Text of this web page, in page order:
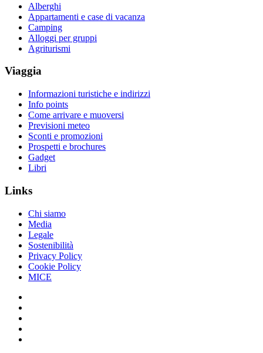
Alberghi
Appartamenti e case di vacanza
Camping
Alloggi per gruppi
Agriturismi
Viaggia
Informazioni turistiche e indirizzi
Info points
Come arrivare e muoversi
Previsioni meteo
Sconti e promozioni
Prospetti e brochures
Gadget
Libri
Links
Chi siamo
Media
Legale
Sostenibilità
Privacy Policy
Cookie Policy
MICE